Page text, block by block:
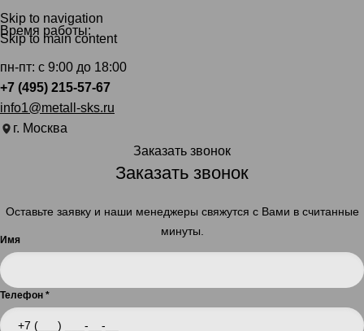
Skip to navigation
Skip to main content
Время работы:
пн-пт: с 9:00 до 18:00
+7 (495) 215-57-67
info1@metall-sks.ru
г. Москва
Заказать звонок
Заказать звонок
Оставьте заявку и наши менеджеры свяжутся с Вами в считанные
минуты.
Имя
Телефон *